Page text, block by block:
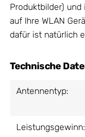
Produktbilder)
auf Ihre WLAN
dafür ist natürlich
Technische
Antennentyp:
Leistungsgewinn: